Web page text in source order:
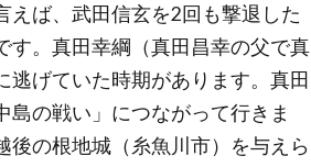
ば、武田信玄を2回も撃退した
す。真田幸綱（真田昌幸の父で真
げていた時期があります。真田
の戦い」につながって行きま
の根地城（糸魚川市）を与えら